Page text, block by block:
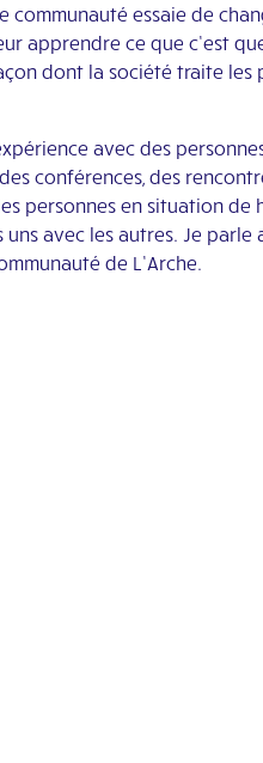
communauté essaie de
apprendre ce que c’est
dont la société traite les
avec des
conférences, des
personnes en situation de
avec les autres. Je parle
de L’Arche.